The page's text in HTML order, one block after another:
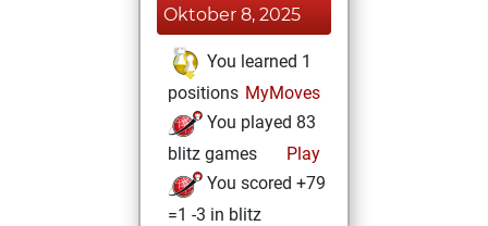
Oktober 8, 2025
You learned 1
positions MyMoves
You played 83
blitz games
Play
You scored +79
=1 -3 in blitz